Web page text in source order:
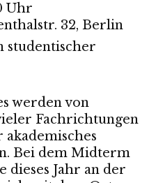
Uhr
32, Berlin
studentischer
werden von
Fachrichtungen
Bei dem Midterm
dieses Jahr an der